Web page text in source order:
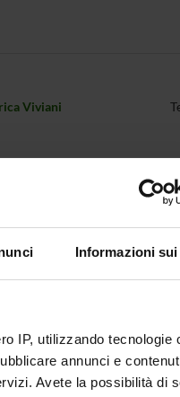
Informazioni
IP, utilizzando tecnologie
annunci e
Avete la possibilità di
Viviani